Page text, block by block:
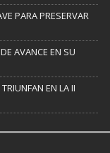
PARA PRESERVAR
AVANCE EN SU
EN LA II